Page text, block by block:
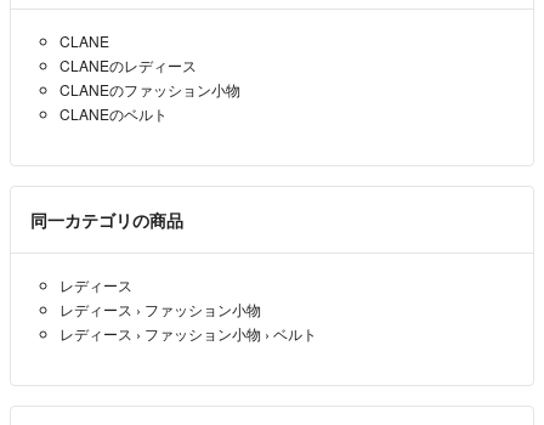
🍀ラクマ用に手間をかけて作っている画像や文章があります。無断転載
はご遠慮ください。
🍀リサイクル材を使って梱包をすることがあります。中身は不織布やビ
させて頂きます。発送方法など細かな指定がある場合は購入前に予め御
相談ください。
🍀商品については細かく記載してますのでノークレームノーリターンで
宜しくお願い致しますm(__)m
入→試着のみの品を販売した結果 大袈裟に覚えのないクレームをさ
CLANE
CLANEのレディース
CLANEのファッション小物
CLANEのベルト
同一カテゴリの商品
レディース
レディース › ファッション小物
レディース › ファッション小物 › ベルト